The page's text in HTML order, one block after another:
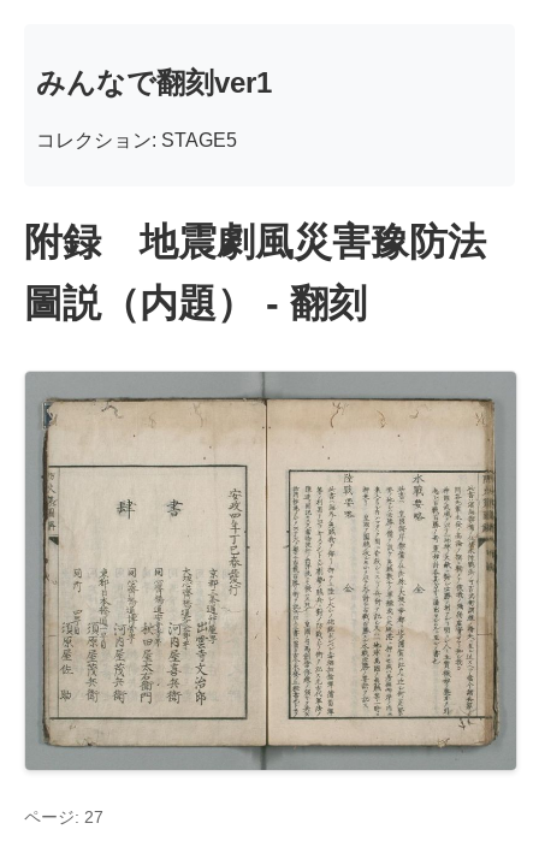
みんなで翻刻ver1
コレクション: STAGE5
附録 地震劇風災害豫防法
圖説（内題） - 翻刻
ページ: 27